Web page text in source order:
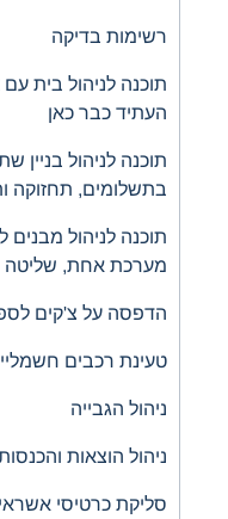
רשימות בדיקה
תוכנה לניהול בית
העתיד כבר כאן
תוכנה לניהול
בתשלומים, תחזוקה
תוכנה לניהול מבנים
מערכת אחת, שליטה
הדפסה על צ'קים
טעינת רכבים
ניהול הגבייה
ניהול הוצאות
סליקת כרטיסי אשראי